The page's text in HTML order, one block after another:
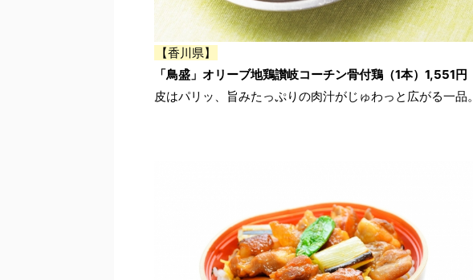
【香川県】
「鳥盛」オリーブ地鶏讃岐コーチン骨付鶏（1本）1,551円
皮はパリッ、旨みたっぷりの肉汁がじゅわっと広がる一品。